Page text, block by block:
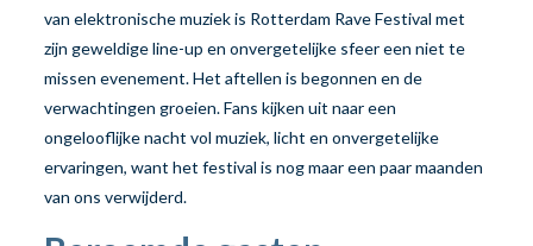
van elektronische muziek is Rotterdam Rave Festival met
zijn geweldige line-up en onvergetelijke sfeer een niet te
missen evenement. Het aftellen is begonnen en de
verwachtingen groeien. Fans kijken uit naar een
ongelooflijke nacht vol muziek, licht en onvergetelijke
ervaringen, want het festival is nog maar een paar maanden
van ons verwijderd.